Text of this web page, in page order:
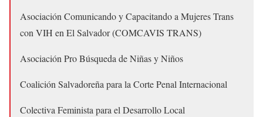
Asociación Comunicando y Capacitando a Mujeres Trans
con VIH en El Salvador (COMCAVIS TRANS)
Asociación Pro Búsqueda de Niñas y Niños
Coalición Salvadoreña para la Corte Penal Internacional
Colectiva Feminista para el Desarrollo Local